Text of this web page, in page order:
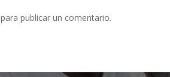
para publicar un comentario.